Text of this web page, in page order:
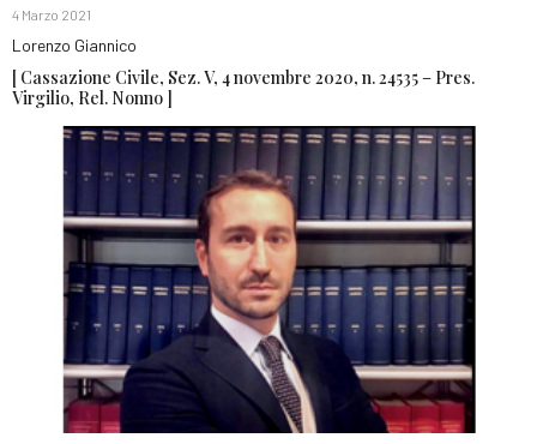
4 Marzo 2021
Lorenzo Giannico
[ Cassazione Civile, Sez. V, 4 novembre 2020, n. 24535 – Pres.
Virgilio, Rel. Nonno ]